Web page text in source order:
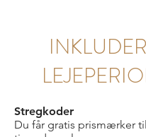
Stregkoder
Du får gratis prismærker